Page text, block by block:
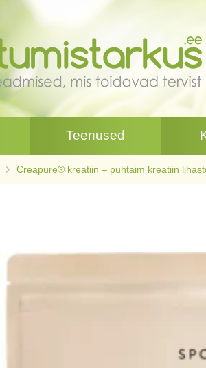
Teenused
Creapure® kreatiin – puhtaim kreatiin